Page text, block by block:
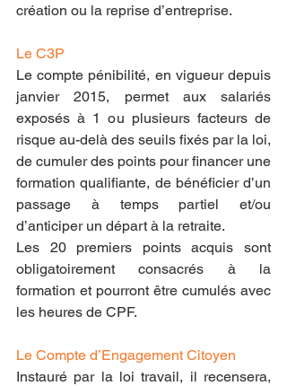
création ou la reprise d’entreprise.
Le C3P
Le compte pénibilité, en vigueur depuis
janvier 2015, permet aux salariés
exposés à 1 ou plusieurs facteurs de
risque au-delà des seuils fixés par la loi,
de cumuler des points pour financer une
formation qualifiante, de bénéficier d’un
passage à temps partiel et/ou
d’anticiper un départ à la retraite.
Les 20 premiers points acquis sont
obligatoirement consacrés à la
formation et pourront être cumulés avec
les heures de CPF.
Le Compte d’Engagement Citoyen
Instauré par la loi travail, il recensera,